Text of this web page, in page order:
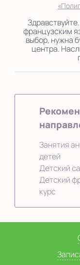
французским
выбор, нужна
центра.
Занятия
детей
Детский
Детский
курс